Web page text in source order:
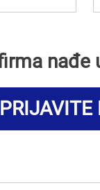
nađe
PRIJAVITE